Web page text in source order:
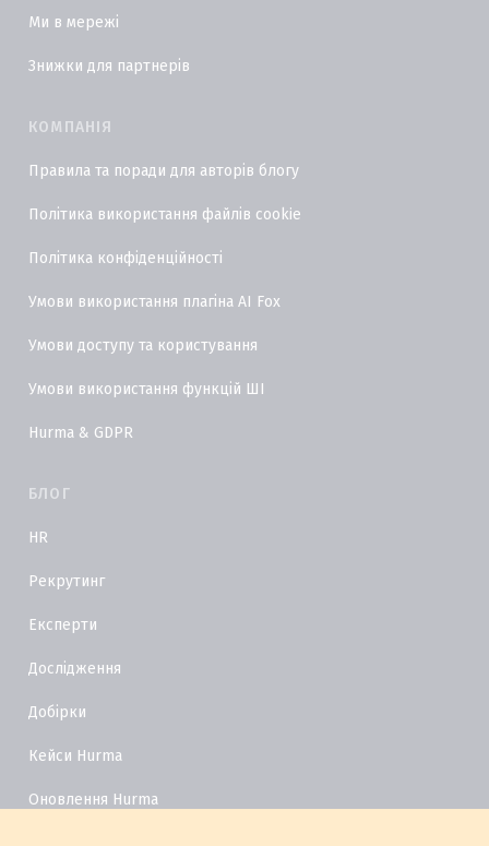
Ми в мережі
Знижки для партнерів
КОМПАНІЯ
Правила та поради для авторів блогу
Політика використання файлів cookie
Політика конфіденційності
Умови використання плагіна AI Fox
Умови доступу та користування
Умови використання функцій ШІ
Hurma & GDPR
БЛОГ
HR
Рекрутинг
Експерти
Дослідження
Добірки
Кейси Hurma
Оновлення Hurma